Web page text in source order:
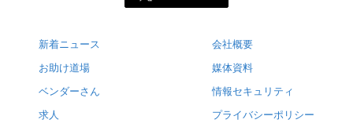
新着ニュース
お助け道場
ベンダーさん
求人
会社概要
媒体資料
情報セキュリティ
プライバシーポリシー